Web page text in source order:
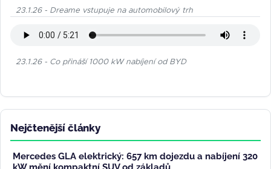
23.1.26 - Dreame vstupuje na automobilový trh
23.1.26 - Co přináší 1000 kW nabíjení od BYD
Nejčtenější články
Mercedes GLA elektrický: 657 km dojezdu a nabíjení 320